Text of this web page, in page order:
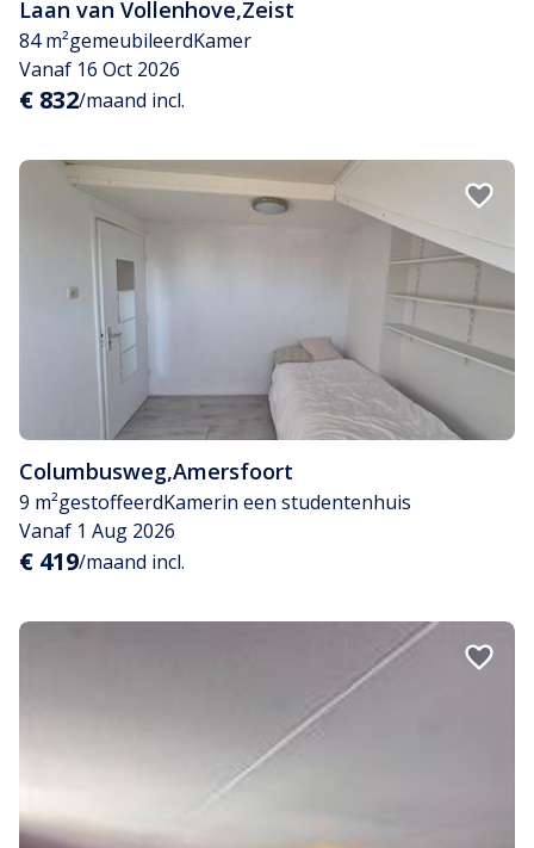
Laan van Vollenhove,Zeist
84 m²gemeubileerdKamer
Vanaf 16 Oct 2026
€ 832/maand incl.
Columbusweg,Amersfoort
9 m²gestoffeerdKamerin een studentenhuis
Vanaf 1 Aug 2026
€ 419/maand incl.